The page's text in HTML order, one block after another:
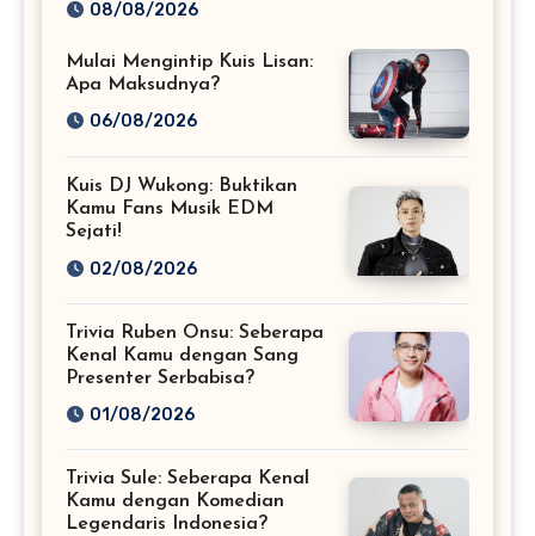
08/08/2026
Mulai Mengintip Kuis Lisan:
Apa Maksudnya?
06/08/2026
Kuis DJ Wukong: Buktikan
Kamu Fans Musik EDM
Sejati!
02/08/2026
Trivia Ruben Onsu: Seberapa
Kenal Kamu dengan Sang
Presenter Serbabisa?
01/08/2026
Trivia Sule: Seberapa Kenal
Kamu dengan Komedian
Legendaris Indonesia?